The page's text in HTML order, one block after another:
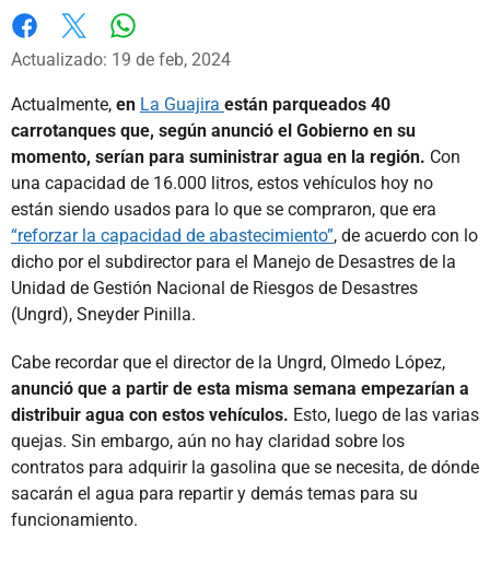
Facebook
X
Actualizado: 19 de feb, 2024
Actualmente, en La Guajira están parqueados 40
carrotanques que, según anunció el Gobierno en su
momento, serían para suministrar agua en la región. Con
una capacidad de 16.000 litros, estos vehículos hoy no
están siendo usados para lo que se compraron, que era
“reforzar la capacidad de abastecimiento”, de acuerdo con lo
dicho por el subdirector para el Manejo de Desastres de la
Unidad de Gestión Nacional de Riesgos de Desastres
(Ungrd), Sneyder Pinilla.
Cabe recordar que el director de la Ungrd, Olmedo López,
anunció que a partir de esta misma semana empezarían a
distribuir agua con estos vehículos. Esto, luego de las varias
quejas. Sin embargo, aún no hay claridad sobre los
contratos para adquirir la gasolina que se necesita, de dónde
sacarán el agua para repartir y demás temas para su
funcionamiento.